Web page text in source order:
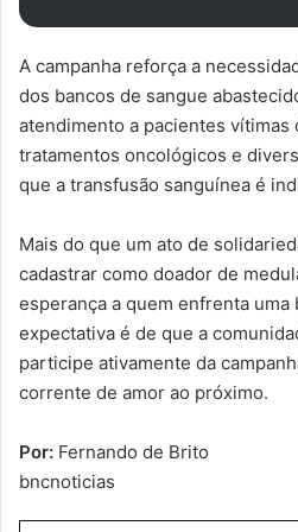
A campanha reforça a
dos bancos de sangue
atendimento a pacientes vítimas
tratamentos oncológicos e
que a transfusão sanguínea é
Mais do que um ato de
cadastrar como doador de
esperança a quem enfrenta uma
expectativa é de que a
participe ativamente da
corrente de amor ao próximo.
Por: Fernando de Brito
bncnoticias